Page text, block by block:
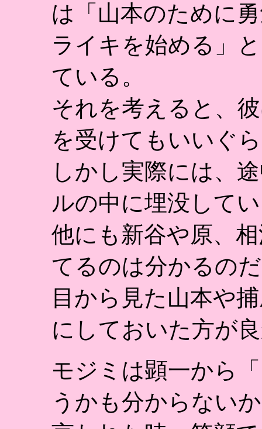
は「山本のために
ライキを始める」
ている。
それを考えると、
を受けてもいいぐ
しかし実際には、
ルの中に埋没して
他にも新谷や原、
てるのは分かるの
目から見た山本や
にしておいた方が
モジミは顕一から
うかも分からない